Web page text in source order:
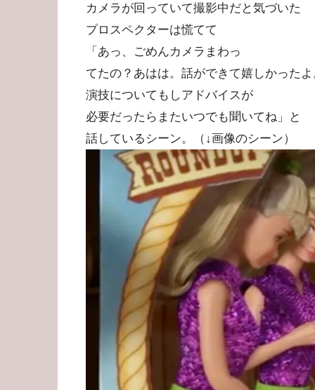
カメラが回っていて撮影中だと気づいた
プロスペクターは慌てて
「あっ、ごめんカメラまわっ
てたの？あはは。話ができて嬉しかった
演技についてもしアドバイスが
必要だったらまたいつでも聞いてね」と
話しているシーン。（↓画像のシーン）